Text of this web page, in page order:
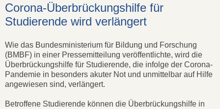
Corona-Überbrückungshilfe für
Studierende wird verlängert
Wie das Bundesministerium für Bildung und Forschung
(BMBF) in einer Pressemitteilung veröffentlichte, wird die
Überbrückungshilfe für Studierende, die infolge der Corona-
Pandemie in besonders akuter Not und unmittelbar auf Hilfe
angewiesen sind, verlängert.
Betroffene Studierende können die Überbrückungshilfe in